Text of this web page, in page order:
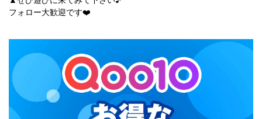
フォロー大歓迎です❤️